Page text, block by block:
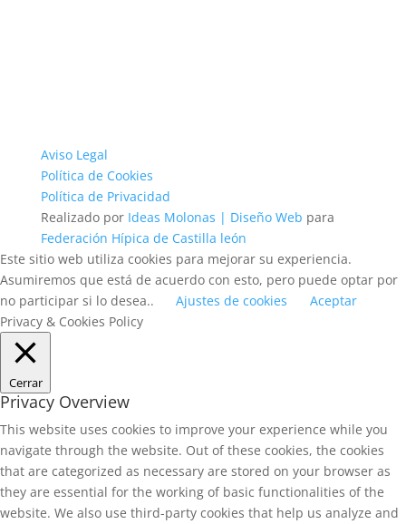
Aviso Legal
Política de Cookies
Política de Privacidad
Realizado por Ideas Molonas | Diseño Web para
Federación Hípica de Castilla león
Este sitio web utiliza cookies para mejorar su experiencia.
Asumiremos que está de acuerdo con esto, pero puede optar por
no participar si lo desea..
Ajustes de cookies
Aceptar
Privacy & Cookies Policy
Cerrar
Privacy Overview
This website uses cookies to improve your experience while you
navigate through the website. Out of these cookies, the cookies
that are categorized as necessary are stored on your browser as
they are essential for the working of basic functionalities of the
website. We also use third-party cookies that help us analyze and